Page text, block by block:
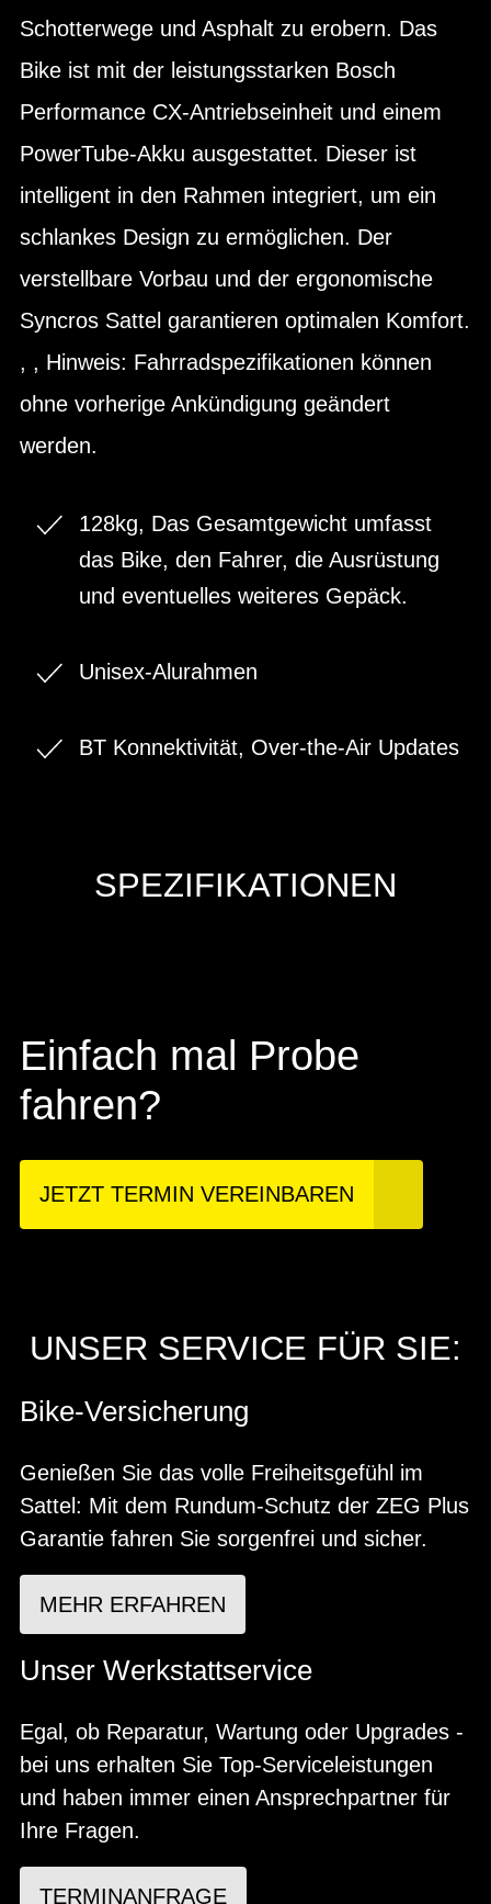
Schotterwege und Asphalt zu erobern. Das
Bike ist mit der leistungsstarken Bosch
Performance CX-Antriebseinheit und einem
PowerTube-Akku ausgestattet. Dieser ist
intelligent in den Rahmen integriert, um ein
schlankes Design zu ermöglichen. Der
verstellbare Vorbau und der ergonomische
Syncros Sattel garantieren optimalen Komfort.
, , Hinweis: Fahrradspezifikationen können
ohne vorherige Ankündigung geändert
werden.
128kg, Das Gesamtgewicht umfasst
das Bike, den Fahrer, die Ausrüstung
und eventuelles weiteres Gepäck.
Unisex-Alurahmen
BT Konnektivität, Over-the-Air Updates
SPEZIFIKATIONEN
Einfach mal Probe
fahren?
JETZT TERMIN VEREINBAREN
UNSER SERVICE FÜR SIE:
Bike-Versicherung
Genießen Sie das volle Freiheitsgefühl im
Sattel: Mit dem Rundum-Schutz der ZEG Plus
Garantie fahren Sie sorgenfrei und sicher.
MEHR ERFAHREN
Unser Werkstattservice
Egal, ob Reparatur, Wartung oder Upgrades -
bei uns erhalten Sie Top-Serviceleistungen
und haben immer einen Ansprechpartner für
Ihre Fragen.
TERMINANFRAGE